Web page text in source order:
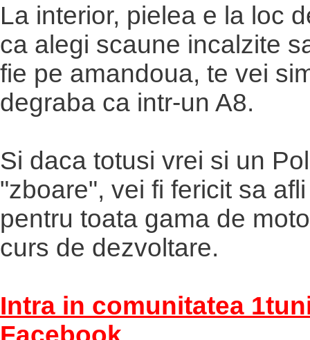
La interior, pielea e la loc
ca alegi scaune incalzite
fie pe amandoua, te vei
degraba ca intr-un A8.
Si daca totusi vrei si un
"zboare", vei fi fericit sa
pentru toata gama de
curs de dezvoltare.
Intra in comunitatea